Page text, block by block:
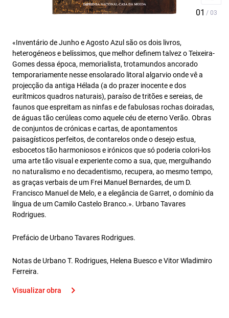
«Inventário de Junho e Agosto Azul são os dois livros,
heterogéneos e belíssimos, que melhor definem talvez o Teixeira-
Gomes dessa época, memorialista, trotamundos ancorado
temporariamente nesse ensolarado litoral algarvio onde vê a
projecção da antiga Hélada (a do prazer inocente e dos
eurítmicos quadros naturais), paraíso de tritões e sereias, de
faunos que espreitam as ninfas e de fabulosas rochas doiradas,
de águas tão cerúleas como aquele céu de eterno Verão. Obras
de conjuntos de crónicas e cartas, de apontamentos
paisagísticos perfeitos, de contarelos onde o desejo estua,
esbocetos tão harmoniosos e irónicos que só poderia colori-los
uma arte tão visual e experiente como a sua, que, mergulhando
no naturalismo e no decadentismo, recupera, ao mesmo tempo,
as graças verbais de um Frei Manuel Bernardes, de um D.
Francisco Manuel de Melo, e a elegância de Garret, o domínio da
língua de um Camilo Castelo Branco.». Urbano Tavares
Rodrigues.
Prefácio de Urbano Tavares Rodrigues.
Notas de Urbano T. Rodrigues, Helena Buesco e Vitor Wladimiro
Ferreira.
Visualizar obra